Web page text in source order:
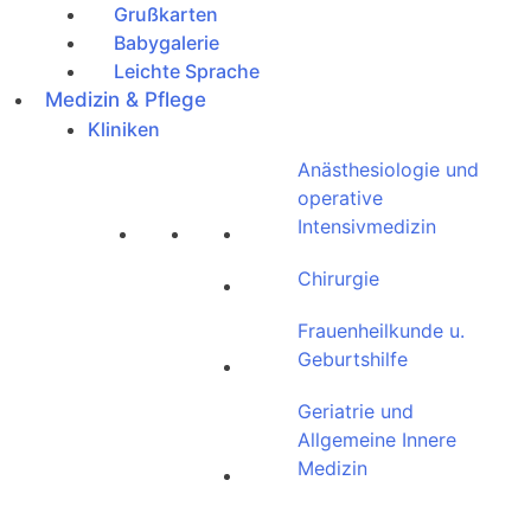
Grußkarten
Babygalerie
Leichte Sprache
Medizin & Pflege
Kliniken
Anästhesiologie und
operative
Intensivmedizin
Chirurgie
Frauenheilkunde u.
Geburtshilfe
Geriatrie und
Allgemeine Innere
Medizin